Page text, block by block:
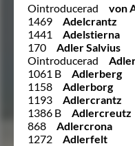
Ointroducerad
von
1469
Adelcrantz
1441
Adelstierna
170
Adler Salvius
Ointroducerad
1061 B
Adlerberg
1158
Adlerborg
1193
Adlercrantz
1386 B
Adlercreutz
868
Adlercrona
1272
Adlerfelt